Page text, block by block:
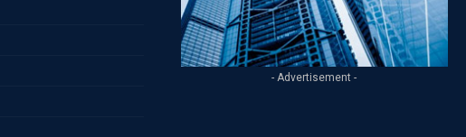
- Advertisement -